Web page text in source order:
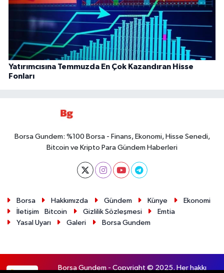
Yatırımcısına Temmuzda En Çok Kazandıran Hisse
Fonları
Borsa Gundem: %100 Borsa - Finans, Ekonomi, Hisse Senedi,
Bitcoin ve Kripto Para Gündem Haberleri
Borsa Hakkımızda Gündem Künye
Ekonomi
İletişim
Bitcoin Gizlilik Sözleşmesi
Emtia
Yasal Uyarı
Galeri Borsa Gundem
Borsa Gundem - Copyright © 2025. Her hakkı